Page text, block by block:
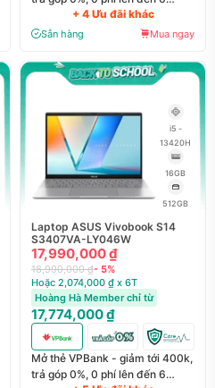
+ 4 Ưu đãi khác
Sẵn hàng Mua ngay
i5 -
13420H
16GB
512GB
Laptop ASUS Vivobook S14
S3407VA-LY046W
17,990,000 ₫
18,990,000 ₫- 5%
Hoặc 2,074,000 ₫ x 6T
Hoàng Hà Member chỉ từ
17,774,000 ₫
Mở thẻ VPBank - giảm tới 400k,
trả góp 0%, 0 phí lên đến 6